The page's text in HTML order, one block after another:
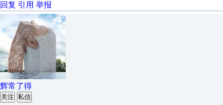
回复 引用 举报
辉常了得
关注 私信